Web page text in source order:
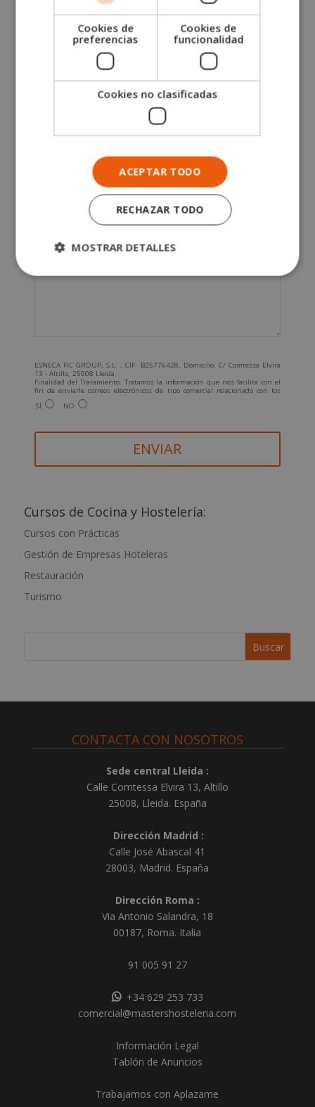
Teléfono (*)
Tu correo electrónico (*)
ESNECA FIC GROUP, S.L. , CIF: B25776428, Domicilio: C/ Comtessa Elvira
13 - Altillo, 25008 Lleida.
Finalidad del Tratamiento: Tratamos la información que nos facilita con el
fin de enviarle correos electrónicos de tipo comercial relacionado con los
productos ofrecidos y otros tipo de productos que fueran de su interés.
Legitimación del tratamiento: Consentimiento del interesado.
Para más información consulte nuestra Política de Privacidad.
SÍ NO
t
r
n
a
i
Cursos de Cocina y Hostelería:
Cursos con Prácticas
Gestión de Empresas Hoteleras
Restauración
Turismo
CONTACTA CON NOSOTROS
Sede central Lleida :
Calle Comtessa Elvira 13, Altillo
25008, Lleida. España
Dirección Madrid :
Calle José Abascal 41
28003, Madrid. España
Dirección Roma :
Via Antonio Salandra, 18
00187, Roma. Italia
91 005 91 27
+34 629 253 733
comercial@mastershosteleria.com
Información Legal
Tablón de Anuncios
Trabajamos con Aplazame
Cookies de
preferencias
Cookies de
funcionalidad
Cookies no clasificadas
ACEPTAR TODO
RECHAZAR TODO
MOSTRAR DETALLES